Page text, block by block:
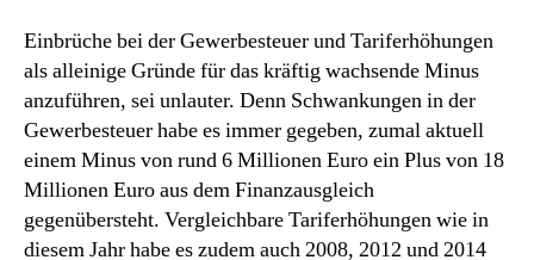
Einbrüche bei der Gewerbesteuer und Tariferhöhungen
als alleinige Gründe für das kräftig wachsende Minus
anzuführen, sei unlauter. Denn Schwankungen in der
Gewerbesteuer habe es immer gegeben, zumal aktuell
einem Minus von rund 6 Millionen Euro ein Plus von 18
Millionen Euro aus dem Finanzausgleich
gegenübersteht. Vergleichbare Tariferhöhungen wie in
diesem Jahr habe es zudem auch 2008, 2012 und 2014